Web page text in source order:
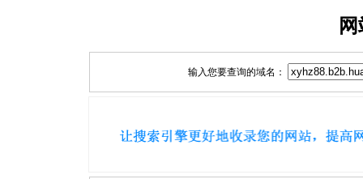
输入您要查询的域名：